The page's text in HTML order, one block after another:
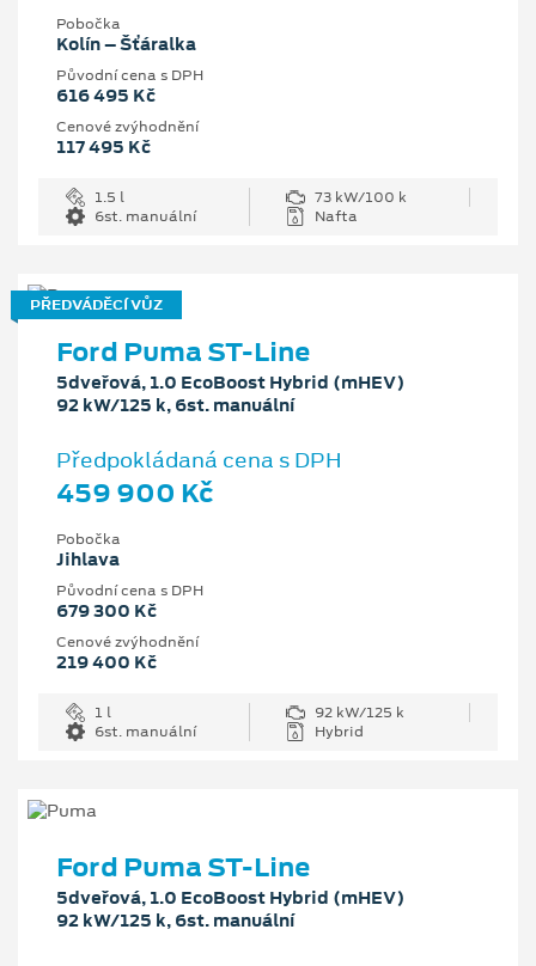
Pobočka
Kolín – Šťáralka
Původní cena s DPH
616 495 Kč
Cenové zvýhodnění
117 495 Kč
1.5 l
73 kW/100 k
6st. manuální
Nafta
PŘEDVÁDĚCÍ VŮZ
Ford Puma ST-Line
5dveřová, 1.0 EcoBoost Hybrid (mHEV)
92 kW/125 k, 6st. manuální
Předpokládaná cena s DPH
459 900 Kč
Pobočka
Jihlava
Původní cena s DPH
679 300 Kč
Cenové zvýhodnění
219 400 Kč
1 l
92 kW/125 k
6st. manuální
Hybrid
Ford Puma ST-Line
5dveřová, 1.0 EcoBoost Hybrid (mHEV)
92 kW/125 k, 6st. manuální